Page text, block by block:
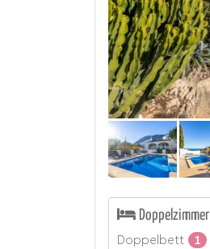
Doppelzimmer
Doppelbett
1